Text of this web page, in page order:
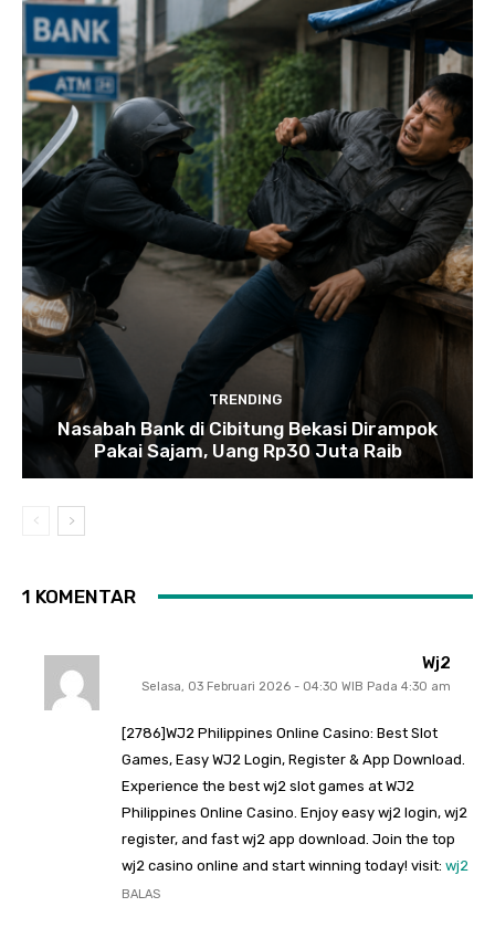
TRENDING
Nasabah Bank di Cibitung Bekasi Dirampok
Pakai Sajam, Uang Rp30 Juta Raib
1 KOMENTAR
Wj2
Selasa, 03 Februari 2026 - 04:30 WIB Pada 4:30 am
[2786]WJ2 Philippines Online Casino: Best Slot
Games, Easy WJ2 Login, Register & App Download.
Experience the best wj2 slot games at WJ2
Philippines Online Casino. Enjoy easy wj2 login, wj2
register, and fast wj2 app download. Join the top
wj2 casino online and start winning today! visit: wj2
BALAS